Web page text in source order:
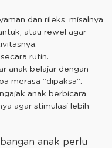
dan rileks, misalnya
atau rewel agar
rutin.
anak belajar dengan
merasa “dipaksa”.
anak berbicara,
agar stimulasi lebih
anak perlu